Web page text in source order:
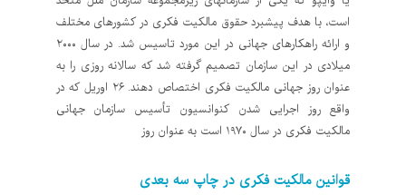
است، با هدف پیشبرد حقوق مالکیت فکری در کشورهای مختلف
و ارائه راه‎کارهای جهانی در این مورد تاسیس شد. در سال ۲۰۰۰
میلادی در این سازمان تصمیم گرفته شد که سالانه روزی را به
‎عنوان روز جهانی مالکیت فکری اختصاص دهند. ۲۶ اوریل که در
واقع روز اجرایی شدن کنوانسیون تأسیس سازمان جهانی
مالکیت فکری در سال ۱۹۷۰ است به عنوان روز
قوانین مالکیت فکری در چاپ سه بعدی